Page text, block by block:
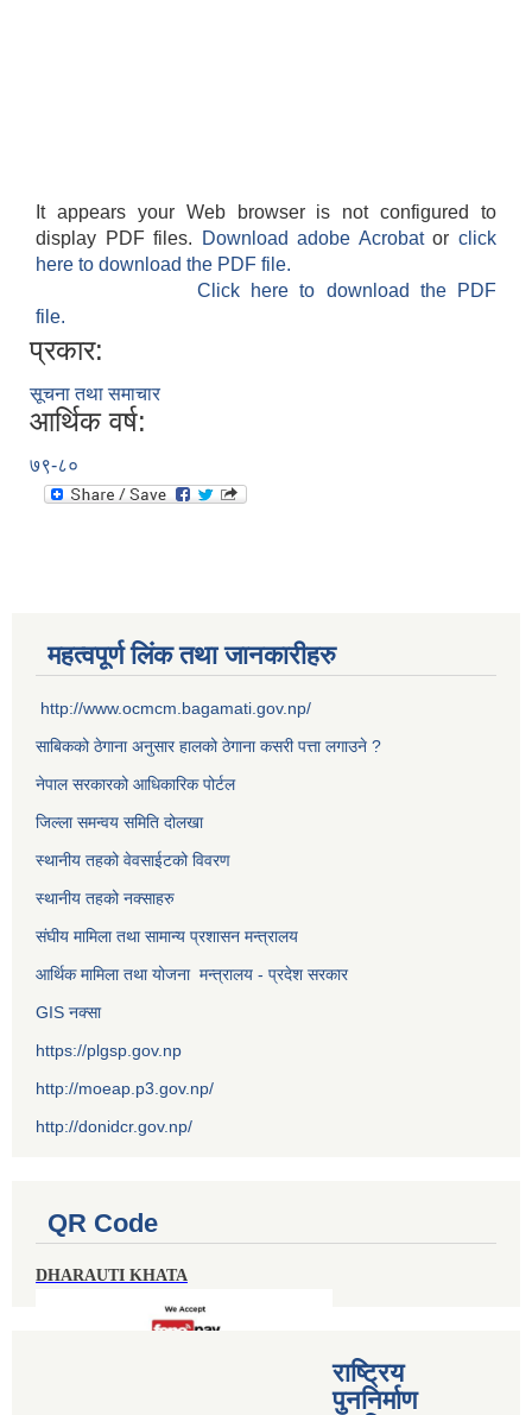
It appears your Web browser is not configured to
display PDF files.
Download adobe Acrobatorclick
here to download the PDF file.
Click here to download the PDF
file.
प्रकार:
सूचना तथा समाचार
आर्थिक वर्ष:
७९-८०
महत्वपूर्ण लिंक तथा जानकारीहरु
http://www.ocmcm.bagamati.gov.np/
साबिकको ठेगाना अनुसार हालको ठेगाना कसरी पत्ता लगाउने ?
नेपाल सरकारको आधिकारिक पोर्टल
जिल्ला समन्वय समिति दोलखा
स्थानीय तहको वेवसाईटको विवरण
स्थानीय तहको नक्साहरु
संघीय मामिला तथा सामान्य प्रशासन मन्त्रालय
आर्थिक मामिला तथा योजना मन्त्रालय - प्रदेश सरकार
GIS नक्सा
https://plgsp.gov.np
http://moeap.p3.gov.np/
http://donidcr.gov.np/
QR Code
DHARAUTI KHATA
राष्ट्रिय
पुननिर्माण